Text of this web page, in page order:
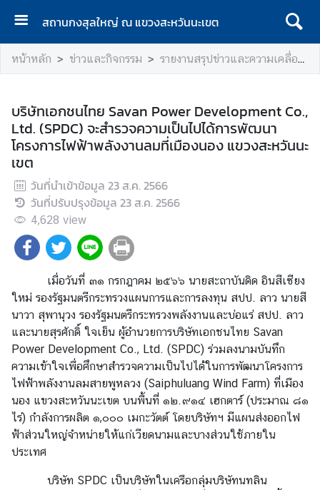
สถานกงสุลใหญ่ ณ แขวงสะหวันนะเขต
ห
น้
ร
ก
กี่
ย
ว
กั
บ
า
น
ก
ง
สุ
ล
ใ
ห
ญ่
ฯ
หน้าหลัก ข่าวและกิจกรรม รายงานสรุปข่าวและความเคลื่อนไหวสำคัญทางเศรษฐกิจ ๖ แขวงตอนใต้ของ สปป.ลาว
บริษัทเอกชนไทย Savan Power Development Co.,
Ltd. (SPDC) จะสำรวจความเป็นไปได้การพัฒนา
โครงการไฟฟ้าพลังงานลมที่เมืองนอง แขวงสะหวันนะ
เขต
วันที่นำเข้าข้อมูล 23 ส.ค. 2566
วันที่ปรับปรุงข้อมูล 23 ส.ค. 2566
4,628 view
เมื่อวันที่ ๓๑ กรกฎาคม ๒๕๖๖ นายสะถาบันดิด อินสีเซียง
ใหม่ รองรัฐมนตรีกระทรวงแผนการและการลงทุน สปป. ลาว นายสี
นาวา สุพานุวง รองรัฐมนตรีกระทรวงพลังงานและบ่อแร่ สปป. ลาว
และนายสุรศักดิ์ ใจเย็น ผู้อำนวยการบริษัทเอกชนไทย Savan
Power Development Co., Ltd. (SPDC) ร่วมลงนามบันทึก
ความเข้าใจเพื่อศึกษาสำรวจความเป็นไปได้ในการพัฒนาโครงการ
ไฟฟ้าพลังงานลมสายพูหลวง (Saiphuluang Wind Farm) ที่เมือง
นอง แขวงสะหวันนะเขต บนพื้นที่ ๑๒.๙๑๔ เฮกตาร์ (ประมาณ ๘๑
ไร่) กำลังการผลิต ๑,๐๐๐ เมกะวัตต์ โดยบริษัทฯ มีแผนส่งออกไฟ
ฟ้าส่วนใหญ่จำหน่ายให้แก่เวียดนามและบางส่วนใช้ภายใน
ประเทศ
บริษัท SPDC เป็นบริษัทในเครือกลุ่มบริษัทนทลิน